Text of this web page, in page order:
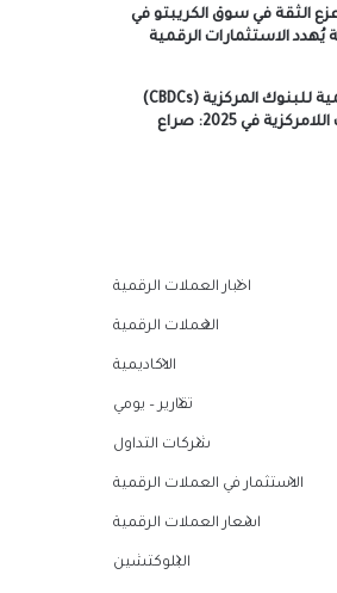
الثقة في سوق الكريبتو في
منافسة العملات الرقمية للبنوك المركزية (CBDCs)
تُؤدي إلى تراجع العملات اللامركزية في 2025: صراع
اخبار العملات الرقمية
العملات الرقمية
الاكاديمية
تقارير – يومي
شركات التداول
الاستثمار في العملات الرقمية
اسعار العملات الرقمية
البلوكتشين